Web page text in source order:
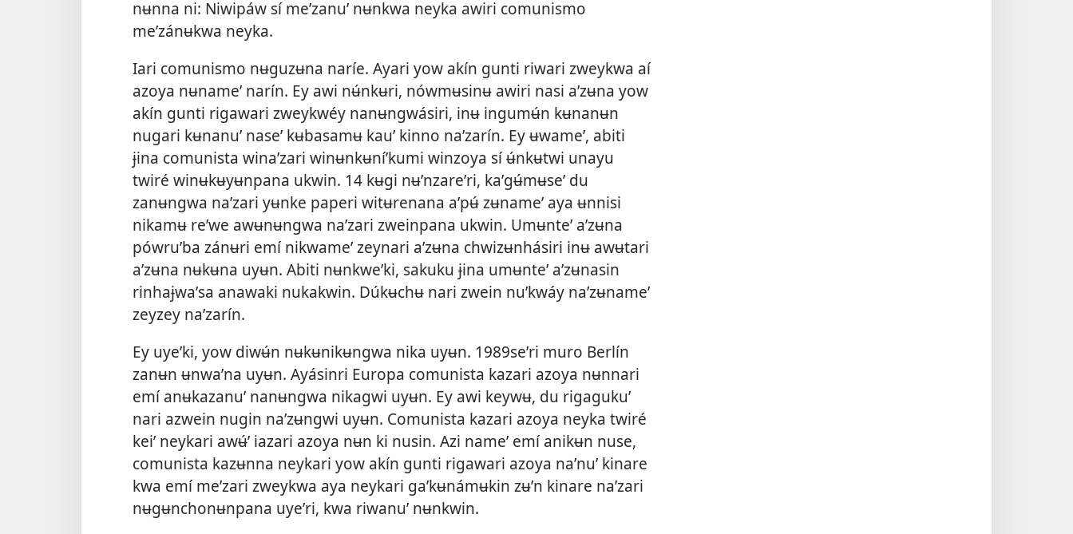
nʉnna ni: Niwipáw sí meʼzanuʼ nʉnkwa neyka awiri comunismo
meʼzánʉkwa neyka.
Iari comunismo nʉguzʉna naríe. Ayari yow akín gunti riwari zweykwa aí
azoya nʉnameʼ narín. Ey awi nʉ́nkʉri, nówmʉsinʉ awiri nasi aʼzʉna yow
akín gunti rigawari zweykwéy nanʉngwásiri, inʉ ingumʉ́n kʉnanʉn
nugari kʉnanuʼ naseʼ kʉbasamʉ kauʼ kinno naʼzarín. Ey ʉwameʼ, abiti
ɉina comunista winaʼzari winʉnkʉníʼkumi winzoya sí ʉ́nkʉtwi unayu
twiré winʉkʉyʉnpana ukwin. 14 kʉgi nʉʼnzareʼri, kaʼgʉ́mʉseʼ du
zanʉngwa naʼzari yʉnke paperi witʉrenana aʼpʉ́ zʉnameʼ aya ʉnnisi
nikamʉ reʼwe awʉnʉngwa naʼzari zweinpana ukwin. Umʉnteʼ aʼzʉna
pówruʼba zánʉri emí nikwameʼ zeynari aʼzʉna chwizʉnhásiri inʉ awʉtari
aʼzʉna nʉkʉna uyʉn. Abiti nʉnkweʼki, sakuku ɉina umʉnteʼ aʼzʉnasin
rinhaɉwaʼsa anawaki nukakwin. Dúkʉchʉ nari zwein nuʼkwáy naʼzʉnameʼ
zeyzey naʼzarín.
Ey uyeʼki, yow diwʉ́n nʉkʉnikʉngwa nika uyʉn. 1989seʼri muro Berlín
zanʉn ʉnwaʼna uyʉn. Ayásinri Europa comunista kazari azoya nʉnnari
emí anʉkazanuʼ nanʉngwa nikagwi uyʉn. Ey awi keywʉ, du rigagukuʼ
nari azwein nugin naʼzʉngwi uyʉn. Comunista kazari azoya neyka twiré
keiʼ neykari awʉ́ʼ iazari azoya nʉn ki nusin. Azi nameʼ emí anikʉn nuse,
comunista kazʉnna neykari yow akín gunti rigawari azoya naʼnuʼ kinare
kwa emí meʼzari zweykwa aya neykari gaʼkʉnámʉkin zʉʼn kinare naʼzari
nʉgʉnchonʉnpana uyeʼri, kwa riwanuʼ nʉnkwin.